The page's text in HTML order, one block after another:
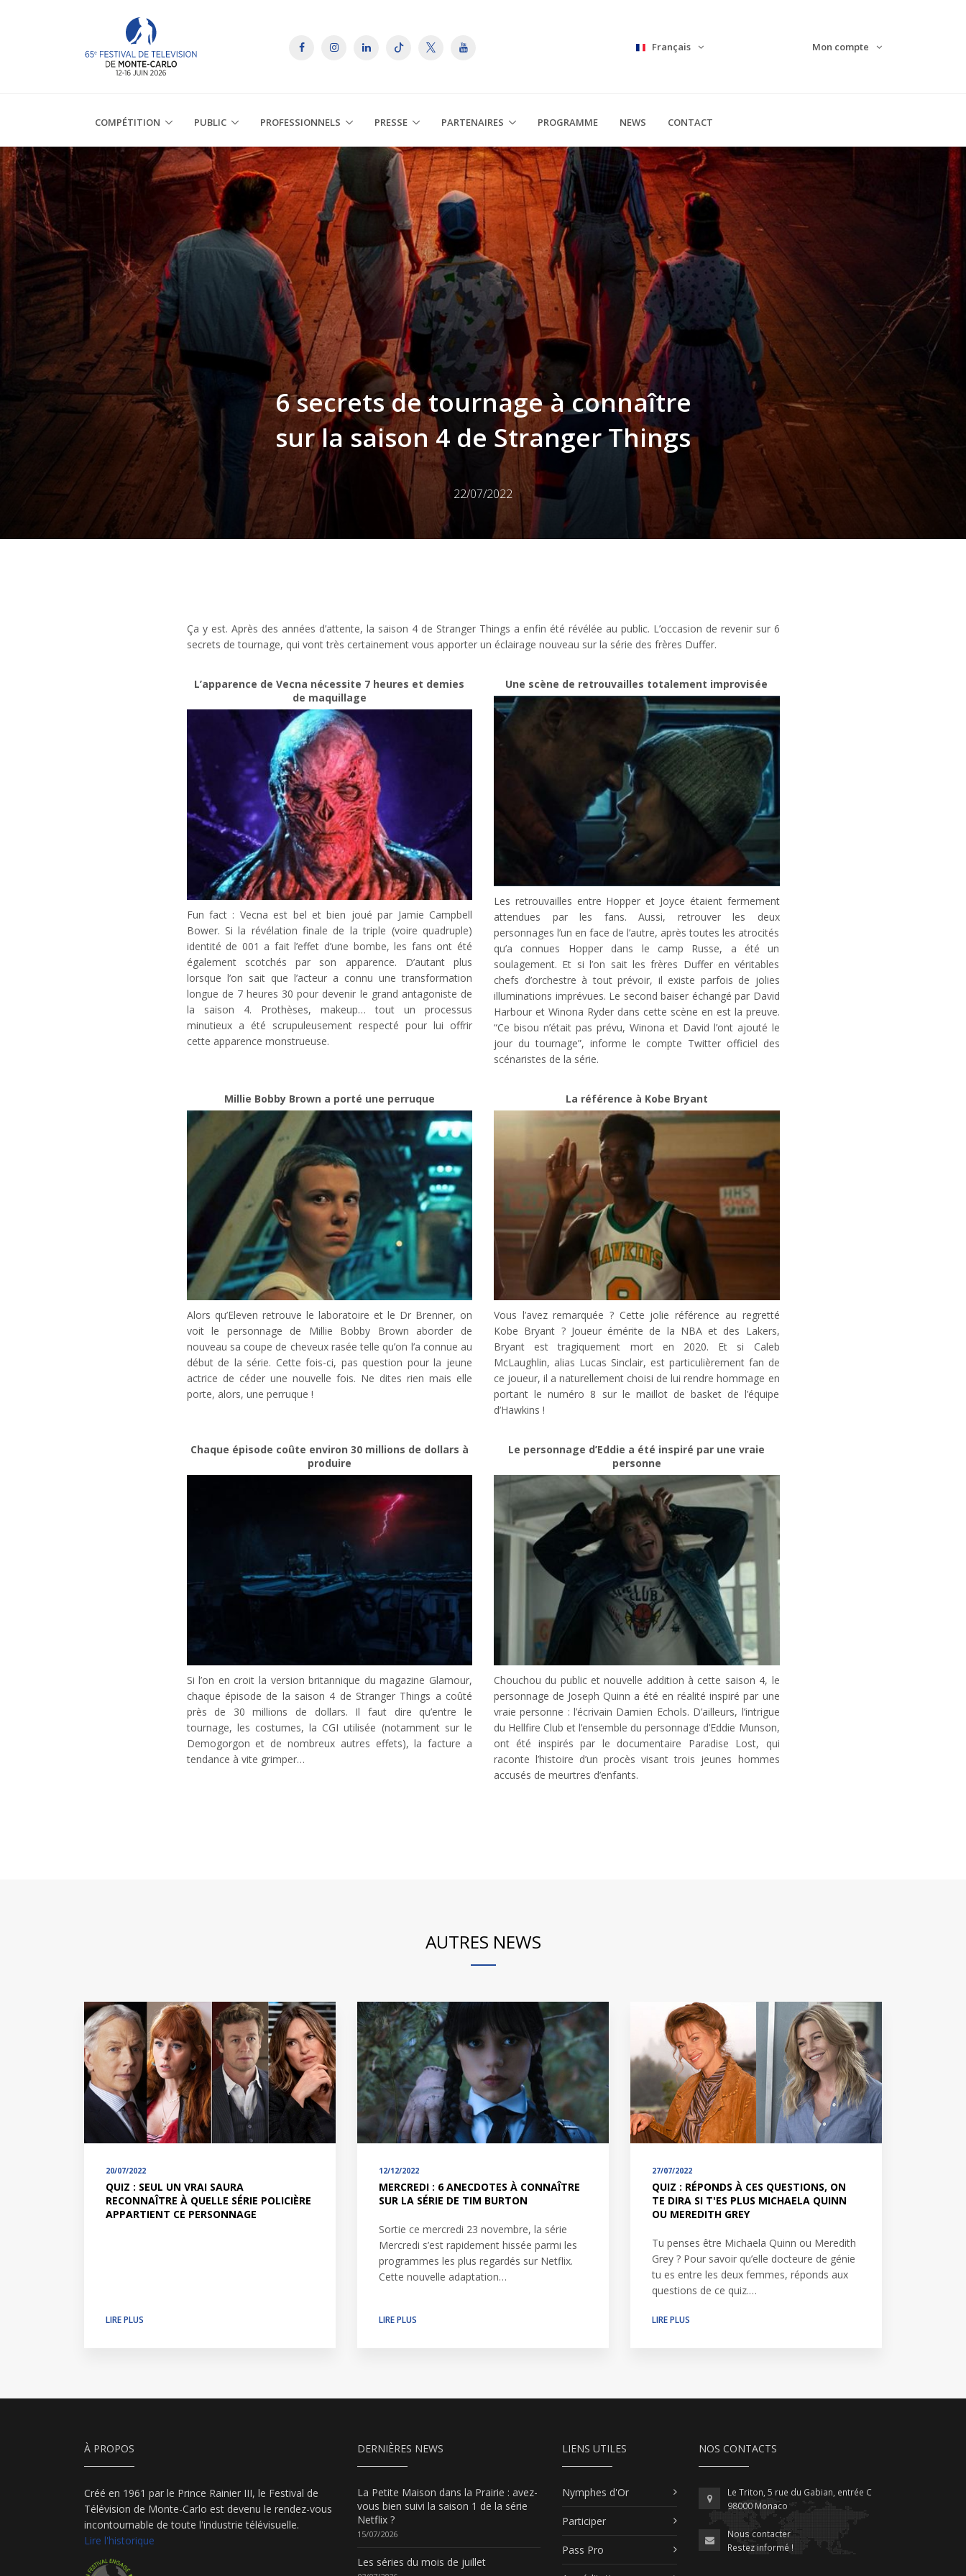
Français Mon compte
COMPÉTITION PUBLIC PROFESSIONNELS PRESSE PARTENAIRES PROGRAMME NEWS CONTACT
6 secrets de tournage à connaître
sur la saison 4 de Stranger Things
22/07/2022
Ça y est. Après des années d’attente, la saison 4 de Stranger Things a enfin été révélée au public. L’occasion de revenir sur 6
secrets de tournage, qui vont très certainement vous apporter un éclairage nouveau sur la série des frères Duffer.
L’apparence de Vecna nécessite 7 heures et demies
de maquillage
Fun fact : Vecna est bel et bien joué par Jamie Campbell
Bower. Si la révélation finale de la triple (voire quadruple)
identité de 001 a fait l’effet d’une bombe, les fans ont été
également scotchés par son apparence. D’autant plus
lorsque l’on sait que l’acteur a connu une transformation
longue de 7 heures 30 pour devenir le grand antagoniste de
la saison 4. Prothèses, makeup… tout un processus
minutieux a été scrupuleusement respecté pour lui offrir
cette apparence monstrueuse.
Une scène de retrouvailles totalement improvisée
Les retrouvailles entre Hopper et Joyce étaient fermement
attendues par les fans. Aussi, retrouver les deux
personnages l’un en face de l’autre, après toutes les atrocités
qu’a connues Hopper dans le camp Russe, a été un
soulagement. Et si l’on sait les frères Duffer en véritables
chefs d’orchestre à tout prévoir, il existe parfois de jolies
illuminations imprévues. Le second baiser échangé par David
Harbour et Winona Ryder dans cette scène en est la preuve.
“Ce bisou n’était pas prévu, Winona et David l’ont ajouté le
jour du tournage”, informe le compte Twitter officiel des
scénaristes de la série.
Millie Bobby Brown a porté une perruque
Alors qu’Eleven retrouve le laboratoire et le Dr Brenner, on
voit le personnage de Millie Bobby Brown aborder de
nouveau sa coupe de cheveux rasée telle qu’on l’a connue au
début de la série. Cette fois-ci, pas question pour la jeune
actrice de céder une nouvelle fois. Ne dites rien mais elle
porte, alors, une perruque !
La référence à Kobe Bryant
Vous l’avez remarquée ? Cette jolie référence au regretté
Kobe Bryant ? Joueur émérite de la NBA et des Lakers,
Bryant est tragiquement mort en 2020. Et si Caleb
McLaughlin, alias Lucas Sinclair, est particulièrement fan de
ce joueur, il a naturellement choisi de lui rendre hommage en
portant le numéro 8 sur le maillot de basket de l’équipe
d’Hawkins !
Chaque épisode coûte environ 30 millions de dollars à
produire
Si l’on en croit la version britannique du magazine Glamour,
chaque épisode de la saison 4 de Stranger Things a coûté
près de 30 millions de dollars. Il faut dire qu’entre le
tournage, les costumes, la CGI utilisée (notamment sur le
Demogorgon et de nombreux autres effets), la facture a
tendance à vite grimper…
Le personnage d’Eddie a été inspiré par une vraie
personne
Chouchou du public et nouvelle addition à cette saison 4, le
personnage de Joseph Quinn a été en réalité inspiré par une
vraie personne : l’écrivain Damien Echols. D’ailleurs, l’intrigue
du Hellfire Club et l’ensemble du personnage d’Eddie Munson,
ont été inspirés par le documentaire Paradise Lost, qui
raconte l’histoire d’un procès visant trois jeunes hommes
accusés de meurtres d’enfants.
AUTRES NEWS
20/07/2022
QUIZ : SEUL UN VRAI SAURA
RECONNAÎTRE À QUELLE SÉRIE POLICIÈRE
APPARTIENT CE PERSONNAGE
LIRE PLUS
12/12/2022
MERCREDI : 6 ANECDOTES À CONNAÎTRE
SUR LA SÉRIE DE TIM BURTON
Sortie ce mercredi 23 novembre, la série
Mercredi s’est rapidement hissée parmi les
programmes les plus regardés sur Netflix.
Cette nouvelle adaptation…
LIRE PLUS
27/07/2022
QUIZ : RÉPONDS À CES QUESTIONS, ON
TE DIRA SI T'ES PLUS MICHAELA QUINN
OU MEREDITH GREY
Tu penses être Michaela Quinn ou Meredith
Grey ? Pour savoir qu’elle docteure de génie
tu es entre les deux femmes, réponds aux
questions de ce quiz.…
LIRE PLUS
À PROPOS
Créé en 1961 par le Prince Rainier III, le Festival de
Télévision de Monte-Carlo est devenu le rendez-vous
incontournable de toute l'industrie télévisuelle.
Lire l'historique
DERNIÈRES NEWS
La Petite Maison dans la Prairie : avez-
vous bien suivi la saison 1 de la série
Netflix ?
15/07/2026
Les séries du mois de juillet
LIENS UTILES
Nymphes d'Or
Participer
Pass Pro
NOS CONTACTS
Le Triton, 5 rue du Gabian, entrée C
98000 Monaco
Nous contacter
Restez informé !